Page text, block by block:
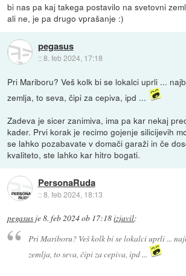
bi nas pa kaj takega postavilo na svetovni
ali ne, je pa drugo vprašanje :)
pegasus
::8. feb 2024, 17:18
Pri Mariboru? Veš kolk bi se lokalci uprli ...
zemlja, to seva, čipi za cepiva, ipd ...
Zadeva je sicer zanimiva, ima pa kar nekaj
kader. Prvi korak je recimo gojenje silicijevih
se lahko pozabavate v domači garaži in če
kvaliteto, ste lahko kar hitro bogati.
PersonaRuda
::8. feb 2024, 18:13
pegasus je8. feb 2024 ob 17:18izjavil:
Pri Mariboru? Veš kolk bi se lokalci uprli ...
zemlja, to seva, čipi za cepiva, ipd ...